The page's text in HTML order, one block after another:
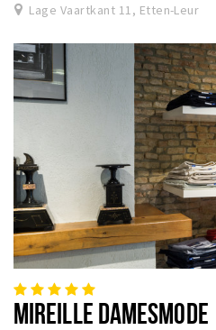
Lage Vaartkant 11, Etten-Leur
MIREILLE DAMESMODE